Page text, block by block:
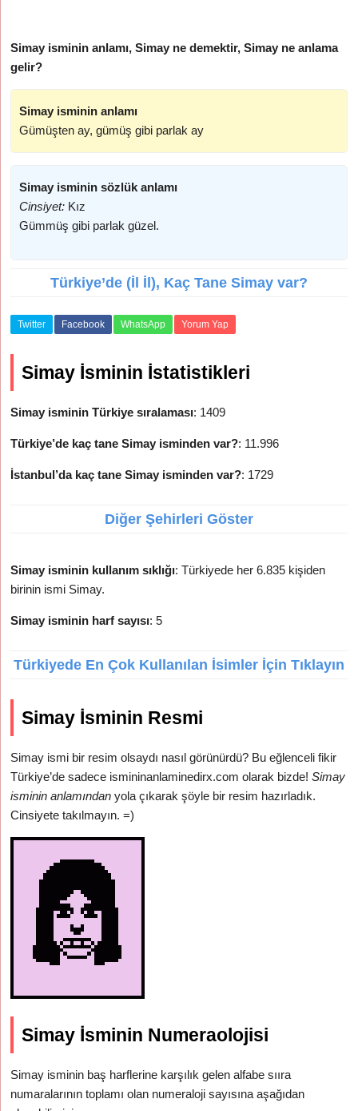
Simay isminin anlamı, Simay ne demektir, Simay ne anlama
gelir?
Simay isminin anlamı
Gümüşten ay, gümüş gibi parlak ay
Simay isminin sözlük anlamı
Cinsiyet: Kız
Gümmüş gibi parlak güzel.
Türkiye’de (İl İl), Kaç Tane Simay var?
Twitter Facebook WhatsApp Yorum Yap
Simay İsminin İstatistikleri
Simay isminin Türkiye sıralaması: 1409
Türkiye’de kaç tane Simay isminden var?: 11.996
İstanbul’da kaç tane Simay isminden var?: 1729
Diğer Şehirleri Göster
Simay isminin kullanım sıklığı: Türkiyede her 6.835 kişiden
birinin ismi Simay.
Simay isminin harf sayısı: 5
Türkiyede En Çok Kullanılan İsimler İçin Tıklayın
Simay İsminin Resmi
Simay ismi bir resim olsaydı nasıl görünürdü? Bu eğlenceli fikir
Türkiye’de sadece ismininanlaminedirx.com olarak bizde!Simay
isminin anlamından yola çıkarak şöyle bir resim hazırladık.
Cinsiyete takılmayın. =)
Simay İsminin Numeraolojisi
Simay isminin baş harflerine karşılık gelen alfabe sııra
numaralarının toplamı olan numeraloji sayısına aşağıdan